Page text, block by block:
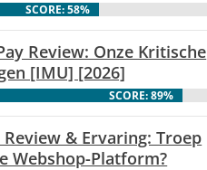
SCORE: 58%
Review: Onze Kritische
[IMU] [2026]
SCORE: 89%
& Ervaring: Troep
Webshop-Platform?